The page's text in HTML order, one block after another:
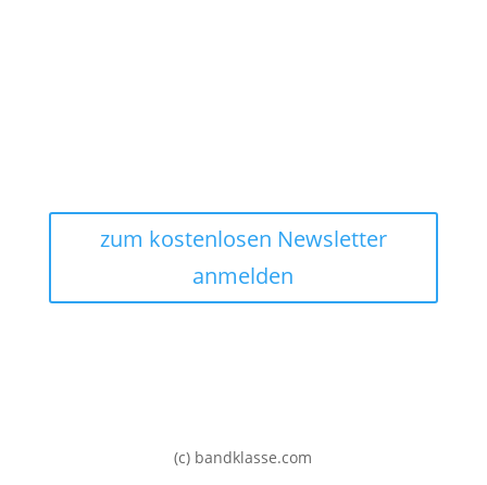
zum kostenlosen Newsletter
anmelden
(c) bandklasse.com